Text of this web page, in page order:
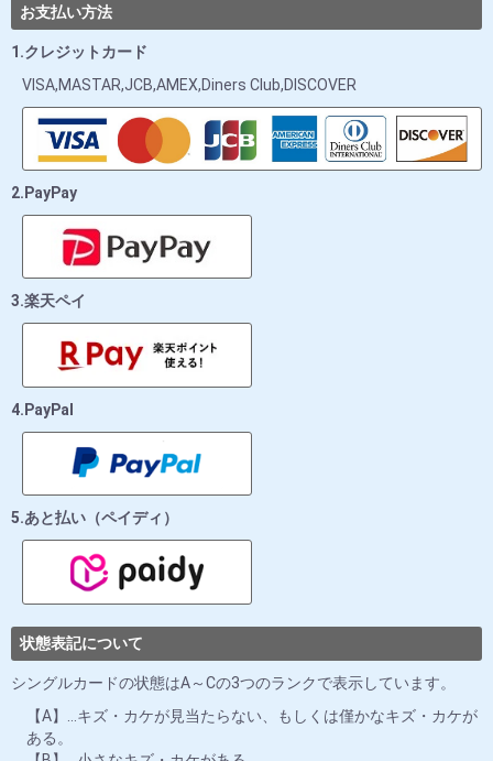
お支払い方法
1.クレジットカード
VISA,MASTAR,JCB,AMEX,Diners Club,DISCOVER
2.PayPay
3.楽天ペイ
4.PayPal
5.あと払い（ペイディ）
状態表記について
シングルカードの状態はA～Cの3つのランクで表示しています。
【A】…キズ・カケが見当たらない、もしくは僅かなキズ・カケが
ある。